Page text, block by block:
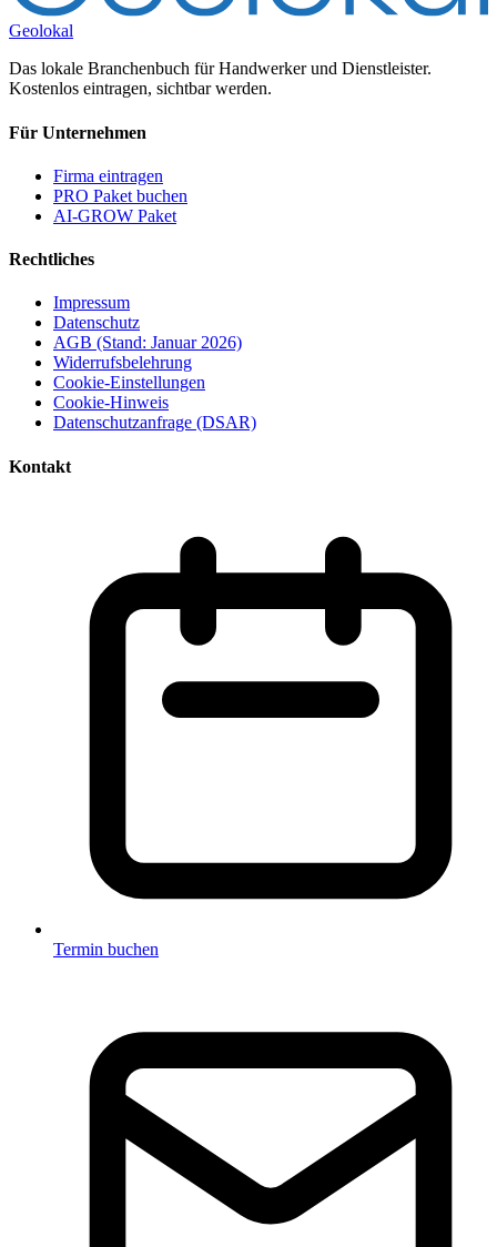
Geolokal
Das lokale Branchenbuch für Handwerker und Dienstleister.
Kostenlos eintragen, sichtbar werden.
Für Unternehmen
Firma eintragen
PRO Paket buchen
AI-GROW Paket
Rechtliches
Impressum
Datenschutz
AGB (Stand: Januar 2026)
Widerrufsbelehrung
Cookie-Einstellungen
Cookie-Hinweis
Datenschutzanfrage (DSAR)
Kontakt
Termin buchen